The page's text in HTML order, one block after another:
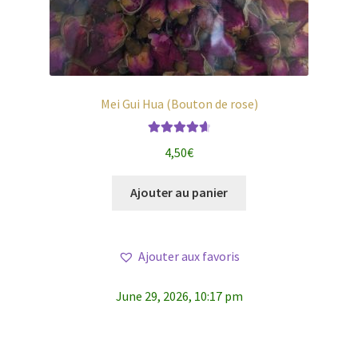
Mei Gui Hua (Bouton de rose)
sur 5
4,50€
Ajouter au panier
Ajouter aux favoris
June 29, 2026, 10:17 pm